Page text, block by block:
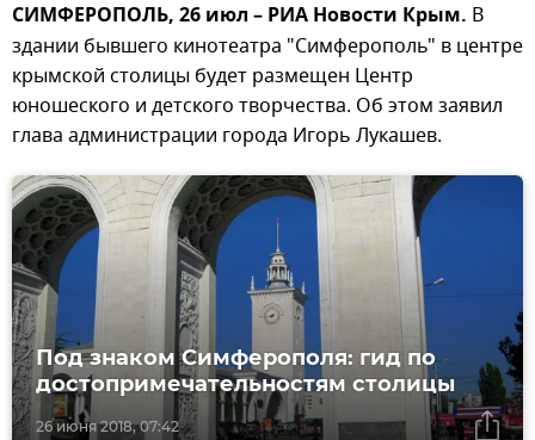
СИМФЕРОПОЛЬ, 26 июл – РИА Новости Крым. В
здании бывшего кинотеатра "Симферополь" в центре
крымской столицы будет размещен Центр
юношеского и детского творчества. Об этом заявил
глава администрации города Игорь Лукашев.
26 июня 2018, 07:42
Под знаком Симферополя: гид по
достопримечательностям столицы